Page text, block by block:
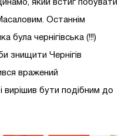
який встиг побувати
Останнім
була чернігівська (!!!)
знищити Чернігів
вражений
вирішив бути подібним до